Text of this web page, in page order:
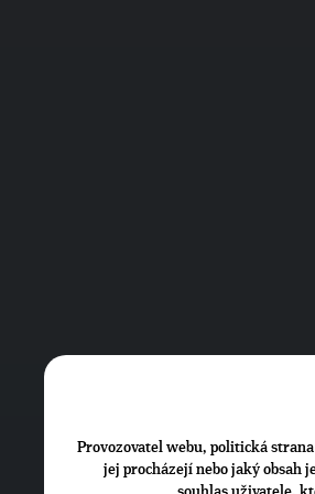
Provozovatel webu, politická
jej procházejí nebo jaký obsah